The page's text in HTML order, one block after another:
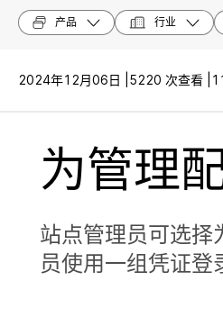
产品 行业
2024年12月06日 | 5220 次查看 |
为管理
站点管理员可选择
员使用一组凭证登